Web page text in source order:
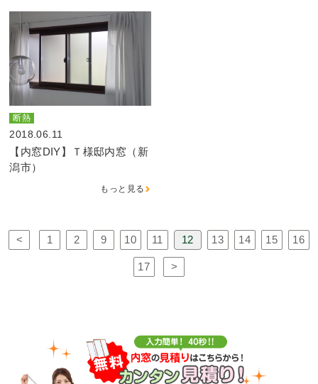
断熱
2018.06.11
【内窓DIY】Ｔ様邸内窓（新
潟市）
もっと見る
< 1 2 9 10 11 12 13 14 15 16
17 >